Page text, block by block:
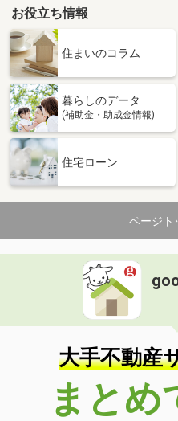
お役立ち情報
住まいのコラム
暮らしのデータ
(補助金・助成金情報)
住宅ローン
ページト
大手不動産
まとめ